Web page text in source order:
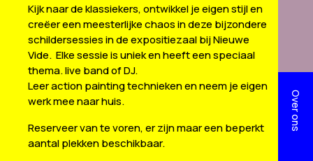
Kijk naar de klassiekers, ontwikkel je eigen stijl en
creëer een meesterlijke chaos in deze bijzondere
schildersessies in de expositiezaal bij Nieuwe
Vide. Elke sessie is uniek en heeft een speciaal
thema. live band of DJ.
Leer action painting technieken en neem je eigen
werk mee naar huis.
Reserveer van te voren, er zijn maar een beperkt
aantal plekken beschikbaar.
Over ons